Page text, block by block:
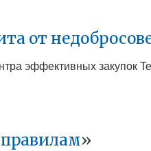
от
эффективных
»